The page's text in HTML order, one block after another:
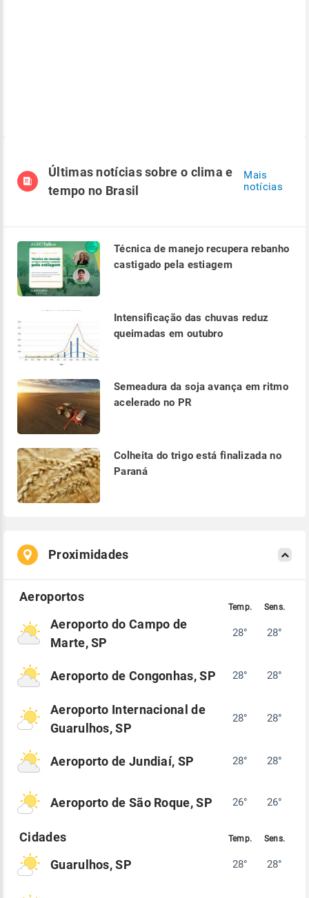
Últimas notícias sobre o clima e
tempo no Brasil
Mais
notícias
Técnica de manejo recupera rebanho
castigado pela estiagem
Intensificação das chuvas reduz
queimadas em outubro
Semeadura da soja avança em ritmo
acelerado no PR
Colheita do trigo está finalizada no
Paraná
Proximidades
Aeroporto do Campo de
Marte, SP
28° 28°
Aeroporto de Congonhas, SP 28° 28°
Aeroporto Internacional de
Guarulhos, SP
28° 28°
Aeroporto de Jundiaí, SP 28° 28°
Aeroporto de São Roque, SP 26° 26°
Guarulhos, SP 28° 28°